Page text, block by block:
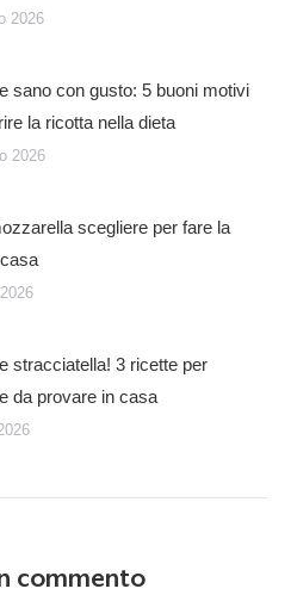
2026
sano con gusto: 5 buoni motivi
la ricotta nella dieta
2026
scegliere per fare la
stracciatella! 3 ricette per
da provare in casa
commento